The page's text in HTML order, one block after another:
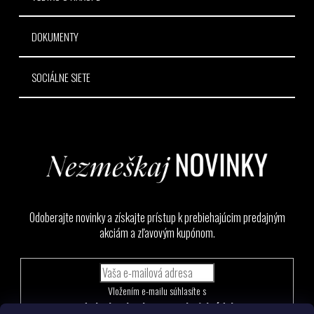
DOKUMENTY
SOCIÁLNE SIETE
Odoberajte novinky a získajte prístup k prebiehajúcim predajným
akciám a zľavovým kupónom.
podmienkami ochrany osobných údajov